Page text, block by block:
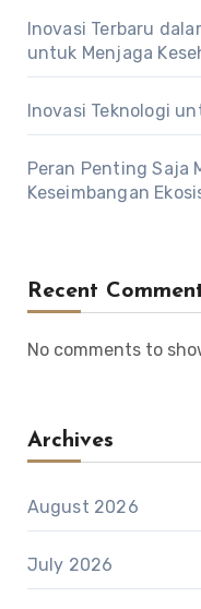
Inovasi Terbaru
untuk Menjaga
Inovasi Teknologi
Peran Penting Saja
Keseimbangan
Recent
No comments to
Archives
August 2026
July 2026